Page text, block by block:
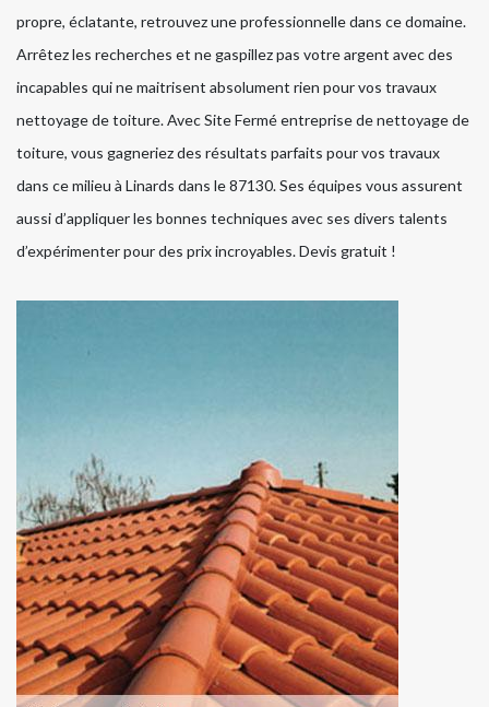
propre, éclatante, retrouvez une professionnelle dans ce domaine.
Arrêtez les recherches et ne gaspillez pas votre argent avec des
incapables qui ne maitrisent absolument rien pour vos travaux
nettoyage de toiture. Avec Site Fermé entreprise de nettoyage de
toiture, vous gagneriez des résultats parfaits pour vos travaux
dans ce milieu à Linards dans le 87130. Ses équipes vous assurent
aussi d’appliquer les bonnes techniques avec ses divers talents
d’expérimenter pour des prix incroyables. Devis gratuit !